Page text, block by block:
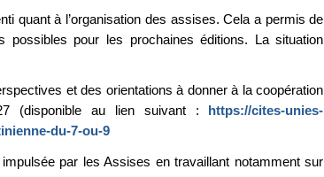
quant à l’organisation des assises. Cela a permis de
possibles pour les prochaines éditions. La situation
et des orientations à donner à la coopération
(disponible au lien suivant : https://cites-unies-
du-7-ou-9
par les Assises en travaillant notamment sur